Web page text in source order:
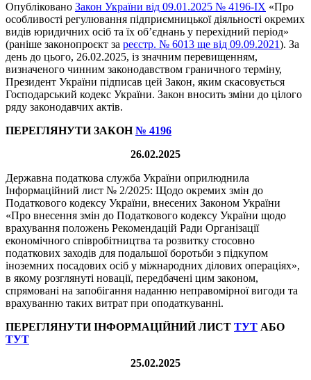
Опубліковано Закон України від 09.01.2025 № 4196-ІХ «Про
особливості регулювання підприємницької діяльності окремих
видів юридичних осіб та їх об’єднань у перехідний період»
(раніше законопроєкт за реєстр. № 6013 ще від 09.09.2021). За
день до цього, 26.02.2025, із значним перевищенням,
визначеного чинним законодавством граничного терміну,
Президент України підписав цей Закон, яким скасовується
Господарський кодекс України. Закон вносить зміни до цілого
ряду законодавчих актів.
ПЕРЕГЛЯНУТИ ЗАКОН№ 4196
26.02.2025
Державна податкова служба України оприлюднила
Інформаційний лист № 2/2025: Щодо окремих змін до
Податкового кодексу України, внесених Законом України
«Про внесення змін до Податкового кодексу України щодо
врахування положень Рекомендацій Ради Організації
економічного співробітництва та розвитку стосовно
податкових заходів для подальшої боротьби з підкупом
іноземних посадових осіб у міжнародних ділових операціях»,
в якому розглянуті новації, передбачені цим законом,
спрямовані на запобігання наданню неправомірної вигоди та
врахуванню таких витрат при оподаткуванні.
ПЕРЕГЛЯНУТИ ІНФОРМАЦІЙНИЙ ЛИСТ ТУТ АБО
ТУТ
25.02.2025